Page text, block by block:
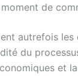
de
autrefois
du
et